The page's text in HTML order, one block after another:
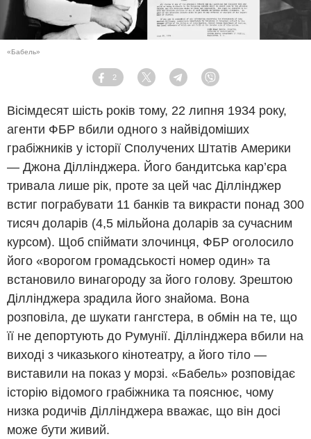
«Бабель»
Facebook
2
Twitter TelegramViber
Вісімдесят шість років тому, 22 липня 1934 року,
агенти ФБР вбили одного з найвідоміших
грабіжників у історії Сполучених Штатів Америки
— Джона Діллінджера. Його бандитська кар’єра
тривала лише рік, проте за цей час Діллінджер
встиг пограбувати 11 банків та викрасти понад 300
тисяч доларів (4,5 мільйона доларів за сучасним
курсом). Щоб спіймати злочинця, ФБР оголосило
його «ворогом громадськості номер один» та
встановило винагороду за його голову. Зрештою
Діллінджера зрадила його знайома. Вона
розповіла, де шукати гангстера, в обмін на те, що
її не депортують до Румунії. Діллінджера вбили на
виході з чиказького кінотеатру, а його тіло —
виставили на показ у морзі. «Бабель» розповідає
історію відомого грабіжника та пояснює, чому
низка родичів Діллінджера вважає, що він досі
може бути живий.